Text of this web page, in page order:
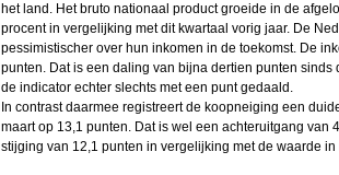
het land. Het bruto nationaal product groeide in de
procent in vergelijking met dit kwartaal vorig jaar. De
pessimistischer over hun inkomen in de toekomst. De
punten. Dat is een daling van bijna dertien punten sinds
de indicator echter slechts met een punt gedaald.
In contrast daarmee registreert de koopneiging een
maart op 13,1 punten. Dat is wel een achteruitgang van
stijging van 12,1 punten in vergelijking met de waarde in